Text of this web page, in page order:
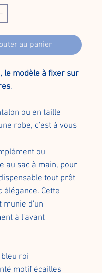
au panier
le modèle à fixer sur
,
ou en taille
robe, c'est à vous
ou
au sac à main, pour
tout prêt
élégance. Cette
munie d'un
à l'avant
roi
motif écailles